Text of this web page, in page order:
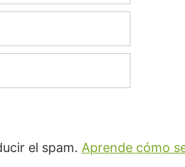
el spam. Aprende cómo